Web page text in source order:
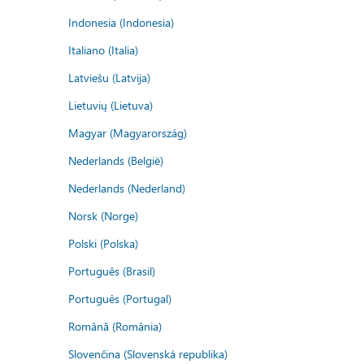
Indonesia (Indonesia)
Italiano (Italia)
Latviešu (Latvija)
Lietuvių (Lietuva)
Magyar (Magyarország)
Nederlands (België)
Nederlands (Nederland)
Norsk (Norge)
Polski (Polska)
Português (Brasil)
Português (Portugal)
Română (România)
Slovenčina (Slovenská republika)